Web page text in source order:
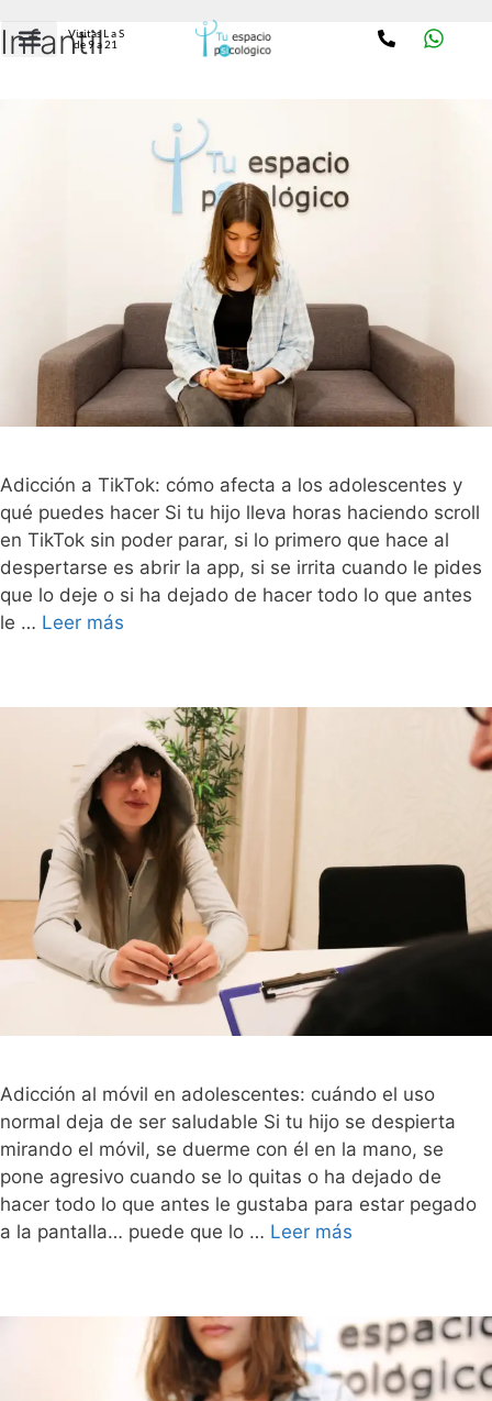
Visitas L a S
de 9 a 21
Infantil
Adicción a TikTok: cómo afecta a los adolescentes y
qué puedes hacer Si tu hijo lleva horas haciendo scroll
en TikTok sin poder parar, si lo primero que hace al
despertarse es abrir la app, si se irrita cuando le pides
que lo deje o si ha dejado de hacer todo lo que antes
le … Leer más
Adicción al móvil en adolescentes: cuándo el uso
normal deja de ser saludable Si tu hijo se despierta
mirando el móvil, se duerme con él en la mano, se
pone agresivo cuando se lo quitas o ha dejado de
hacer todo lo que antes le gustaba para estar pegado
a la pantalla… puede que lo … Leer más